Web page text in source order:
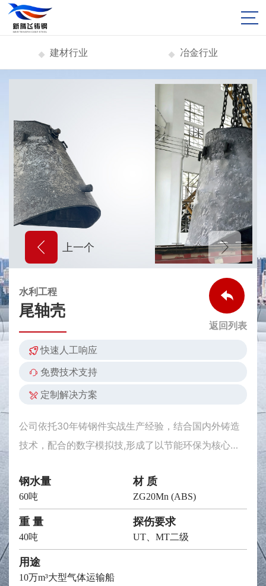
建材行业 冶金行业
上一个 下一个
水利工程
尾轴壳
返回列表
快速人工响应
免费技术支持
定制解决方案
公司依托30年铸钢件实战生产经验，结合国内外铸造
技术，配合的数字模拟技,形成了以节能环保为核心的
理等关键环节数据参数，实现了对铸钢件生产全流程的
控制，具备国家一、二、三级资质的无损检测团队，实
现从原材料到成品的全生命周期质量管控。
钢水量
60吨
材 质
ZG20Mn (ABS)
重 量
40吨
探伤要求
UT、MT二级
用途
10万m³大型气体运输船